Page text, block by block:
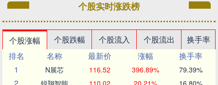
个股实时涨跌榜
个股涨幅 个股跌幅 个股流入 个股流出
换手率
排名
名称 最新价 涨幅
换手率
1
N展芯 116.52 396.89% 79.39%